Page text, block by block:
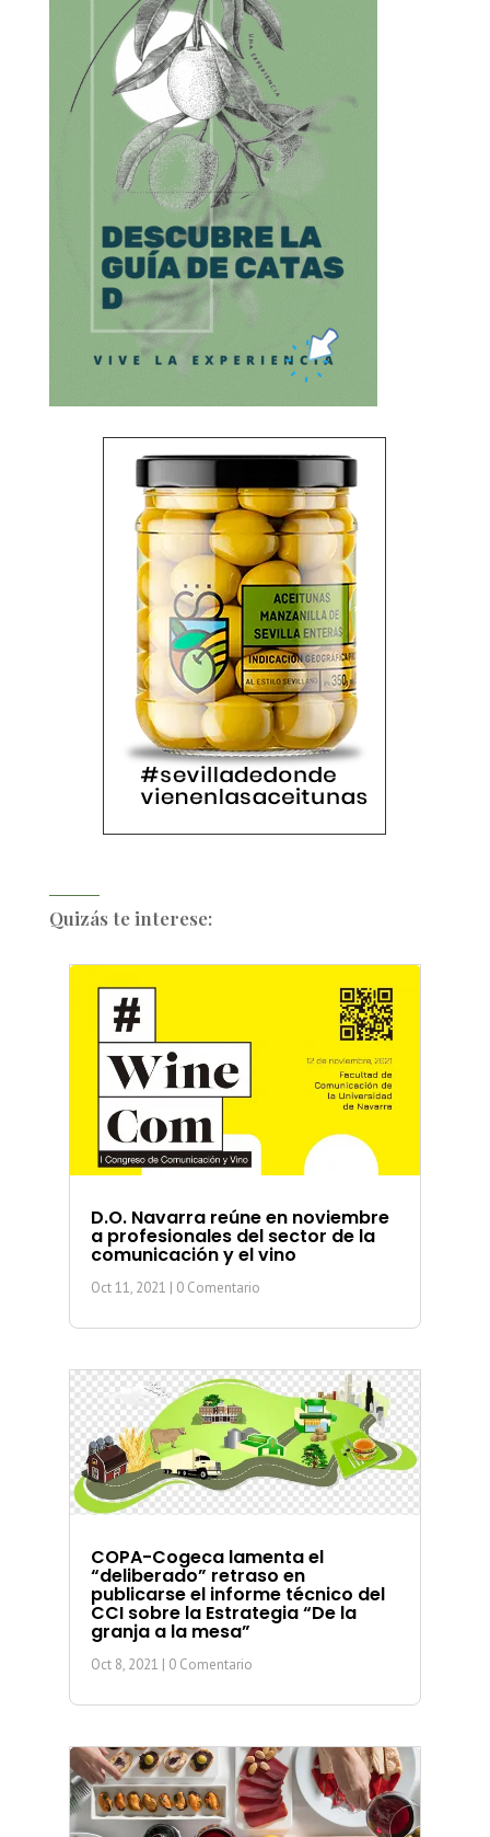
Quizás te interese:
D.O. Navarra reúne en noviembre
a profesionales del sector de la
comunicación y el vino
Oct 11, 2021 | 0 Comentario
COPA-Cogeca lamenta el
“deliberado” retraso en
publicarse el informe técnico del
CCI sobre la Estrategia “De la
granja a la mesa”
Oct 8, 2021 | 0 Comentario